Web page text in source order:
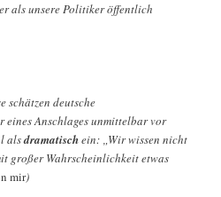
als unsere Politiker öffentlich
schätzen deutsche
eines Anschlages unmittelbar vor
alsdramatischein: „Wir wissen nicht
großer Wahrscheinlichkeit etwas
mir)